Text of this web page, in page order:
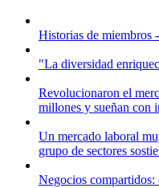
Historias de miembros
"La diversidad
Revolucionaron el
millones y sueñan con
Un mercado laboral
grupo de sectores
Negocios